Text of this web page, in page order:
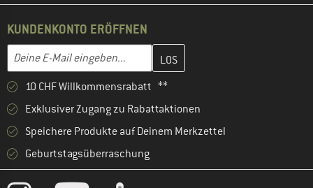
KUNDENKONTO ERÖFFNEN
E-Mail-Adresse
Gib hier deine E-Mail-Adresse ein und erstelle im nächsten
10 CHF Willkommensrabatt **
Exklusiver Zugang zu Rabattaktionen
Speichere Produkte auf Deinem Merkzettel
Geburtstagsüberraschung